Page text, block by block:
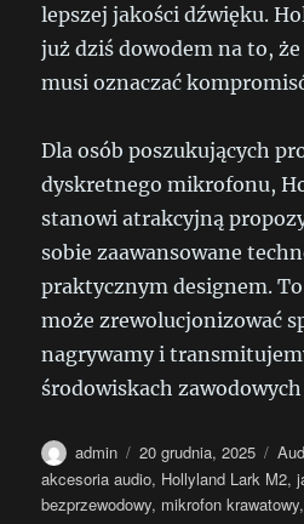
lepszej jakości dźwięku.
już dziś dowodem na to,
musi oznaczać
Dla osób poszukujących
dyskretnego mikrofonu,
stanowi atrakcyjną
sobie zaawansowane
praktycznym designem.
może zrewolucjonizować
nagrywamy i
środowiskach
Autor
admin
Data
publikacji
20 grudnia, 2025
akcesoria audio, Hollyland Lark M2,
bezprzewodowy, mikrofon krawatowy,